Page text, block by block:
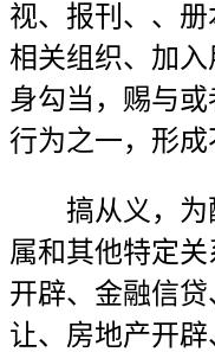
视、报刊、、册
相关组织、加
身勾当，赐与或
行为之一，形成
搞从义，为
属和其他特定
开辟、金融信
让、房地产开